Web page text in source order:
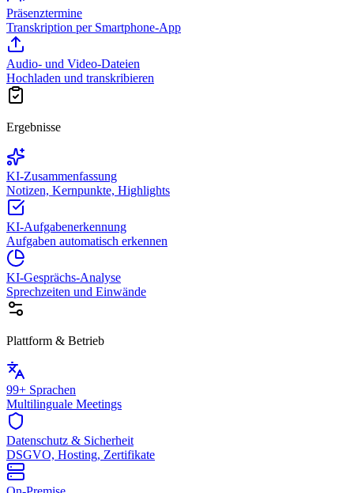
Präsenztermine
Transkription per Smartphone-App
Audio- und Video-Dateien
Hochladen und transkribieren
Ergebnisse
KI-Zusammenfassung
Notizen, Kernpunkte, Highlights
KI-Aufgabenerkennung
Aufgaben automatisch erkennen
KI-Gesprächs-Analyse
Sprechzeiten und Einwände
Plattform & Betrieb
99+ Sprachen
Multilinguale Meetings
Datenschutz & Sicherheit
DSGVO, Hosting, Zertifikate